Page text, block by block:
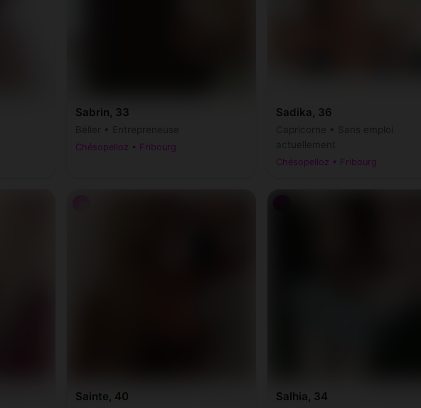
Sabrin, 33
Chésopelloz • Fribourg
Sadika, 36
Chésopelloz • Fribourg
Sainte, 40 Salhia, 34